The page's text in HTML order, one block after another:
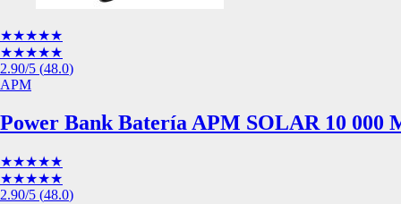
★★★★★
★★★★★
2.90/5 (48.0)
APM
Power Bank Batería APM SOLAR 10 000
★★★★★
★★★★★
2.90/5 (48.0)
las cookies que se